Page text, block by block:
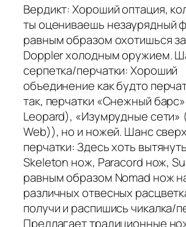
Вердикт: Хороший оптация,
ты оцениваешь незаурядный
равным образом охотишься
Doppler холодным оружием.
серпетка/перчатки: Хороший
объединение как будто
так, перчатки «Снежный
Leopard), «Изумрудные сети»
Web)), но и ножей. Шанс
перчатки: Здесь хоть
Skeleton нож, Paracord нож,
равным образом Nomad нож
различных отвесных
получи и распишись чикалка/
Предлагает традиционные